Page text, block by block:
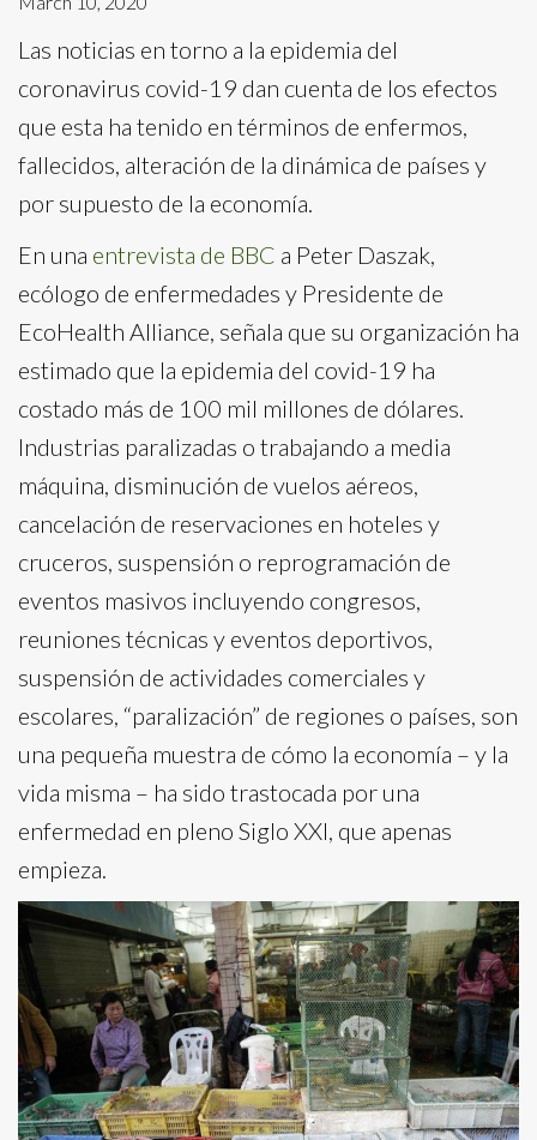
Las noticias en torno a la epidemia del
coronavirus covid-19 dan cuenta de los efectos
que esta ha tenido en términos de enfermos,
fallecidos, alteración de la dinámica de países y
por supuesto de la economía.
En una entrevista de BBC a Peter Daszak,
ecólogo de enfermedades y Presidente de
EcoHealth Alliance, señala que su organización ha
estimado que la epidemia del covid-19 ha
costado más de 100 mil millones de dólares.
Industrias paralizadas o trabajando a media
máquina, disminución de vuelos aéreos,
cancelación de reservaciones en hoteles y
cruceros, suspensión o reprogramación de
eventos masivos incluyendo congresos,
reuniones técnicas y eventos deportivos,
suspensión de actividades comerciales y
escolares, “paralización” de regiones o países, son
una pequeña muestra de cómo la economía – y la
vida misma – ha sido trastocada por una
enfermedad en pleno Siglo XXI, que apenas
empieza.